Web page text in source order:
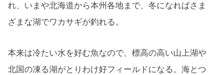
れ、いまや北海道から本州各地まで、冬になればさま
ざまな湖でワカサギが釣れる。
本来は冷たい水を好む魚なので、標高の高い山上湖や
北国の凍る湖がとりわけ好フィールドになる。海とつ